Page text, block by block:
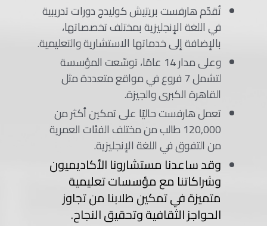
تُقدّم هارفست بريتيش كوليدج دورات تدريبية
في اللغة الإنجليزية بمختلف تخصصاتها،
بالإضافة إلى خدماتها الاستشارية والتعليمية.
وعلى مدار 14 عامًا، توسّعت المؤسسة
لتشمل 7 فروع في مواقع متعددة مثل
القاهرة الكبرى والجيزة.
تعمل هارفست حاليًا على تمكين أكثر من
120,000 طالب من مختلف الفئات العمرية
من التفوق في اللغة الإنجليزية.
وقد ساعدنا مستشارونا الأكاديميون
وشراكاتنا مع مؤسسات تعليمية
متميزة في تمكين طلابنا من تجاوز
الحواجز الثقافية وتحقيق النجاح.